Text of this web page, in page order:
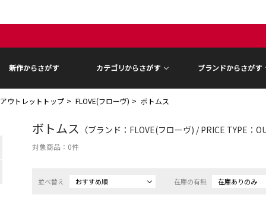
新作からさがす カテゴリからさがす ブランドからさがす
アウトレットトップ FLOVE(フローヴ) ボトムス
ボトムス （ブランド：FLOVE(フローヴ) / PRICE TYPE：
対象商品： 0件
並べ替え おすすめ順 在庫の有無 在庫ありのみ